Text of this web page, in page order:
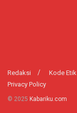
Redaksi Kode Etik
Privacy Policy
© 2025 Kabariku.com